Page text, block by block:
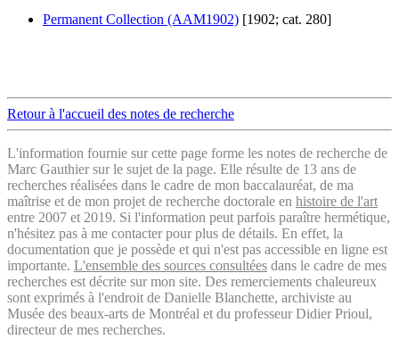
Permanent Collection (AAM1902) [1902; cat. 280]
Retour à l'accueil des notes de recherche
L'information fournie sur cette page forme les notes de recherche de
Marc Gauthier sur le sujet de la page. Elle résulte de 13 ans de
recherches réalisées dans le cadre de mon baccalauréat, de ma
maîtrise et de mon projet de recherche doctorale en histoire de l'art
entre 2007 et 2019. Si l'information peut parfois paraître hermétique,
n'hésitez pas à me contacter pour plus de détails. En effet, la
documentation que je possède et qui n'est pas accessible en ligne est
importante. L'ensemble des sources consultées dans le cadre de mes
recherches est décrite sur mon site. Des remerciements chaleureux
sont exprimés à l'endroit de Danielle Blanchette, archiviste au
Musée des beaux-arts de Montréal et du professeur Didier Prioul,
directeur de mes recherches.